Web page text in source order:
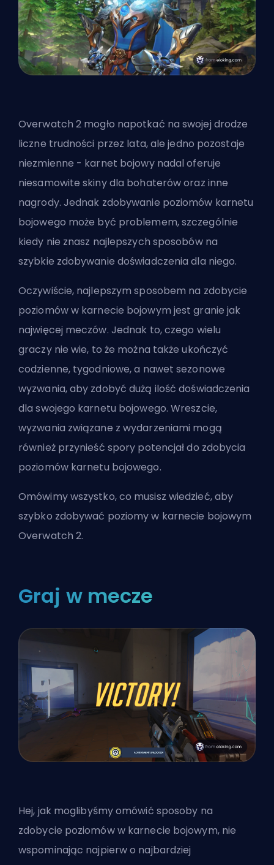
Overwatch 2 mogło napotkać na swojej drodze
liczne trudności przez lata, ale jedno pozostaje
niezmienne - karnet bojowy nadal oferuje
niesamowite skiny dla bohateróworaz inne
nagrody. Jednak zdobywanie poziomów karnetu
bojowego może być problemem, szczególnie
kiedy nie znasz najlepszych sposobów na
szybkie zdobywanie doświadczenia dla niego.
Oczywiście, najlepszym sposobem na zdobycie
poziomów w karnecie bojowym jest granie jak
najwięcej meczów. Jednak to, czego wielu
graczy nie wie, to że można także ukończyć
codzienne, tygodniowe, a nawetsezonowe
wyzwania, aby zdobyć dużą ilość doświadczenia
dla swojego karnetu bojowego. Wreszcie,
wyzwania związane z wydarzeniami mogą
również przynieść spory potencjał do zdobycia
poziomów karnetu bojowego.
Omówimy wszystko, co musisz wiedzieć, aby
szybko zdobywać poziomy w karnecie bojowym
Overwatch 2.
Graj w mecze
Hej, jak moglibyśmy omówić sposoby na
zdobycie poziomów w karnecie bojowym, nie
wspominając najpierw o najbardziej